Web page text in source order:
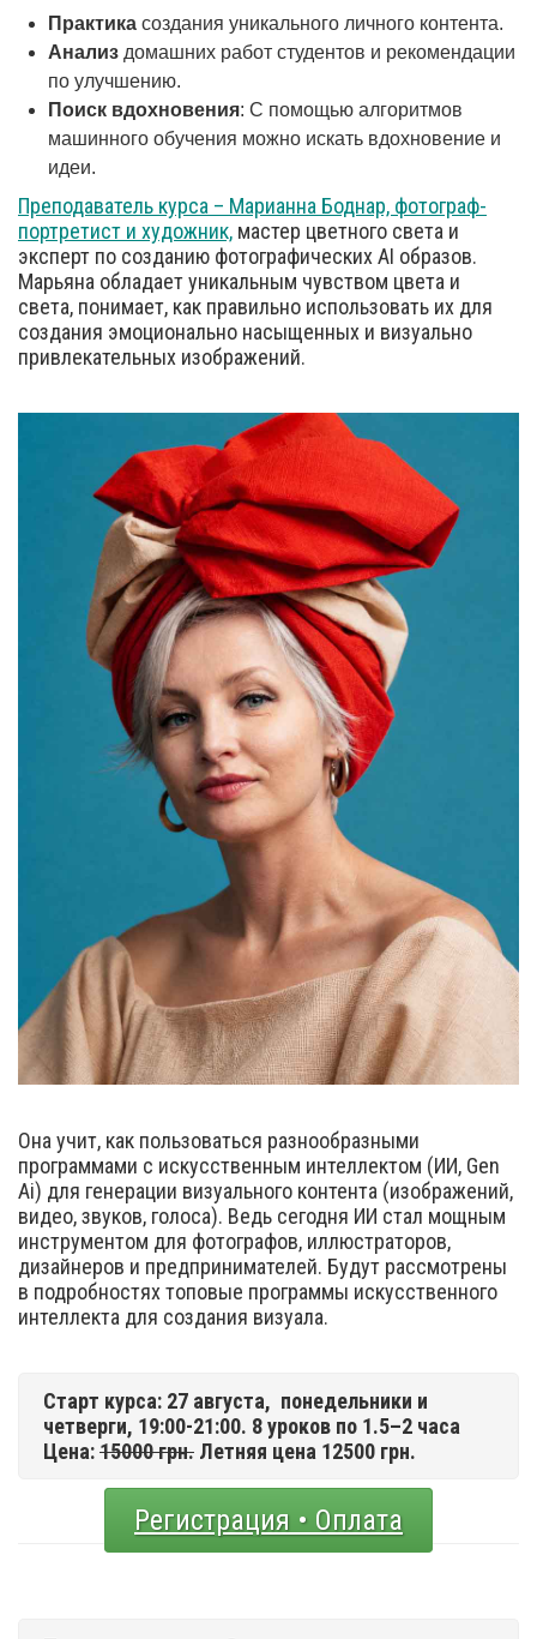
Практика создания уникального личного контента.
Анализ домашних работ студентов и рекомендации
по улучшению.
Поиск вдохновения: С помощью алгоритмов
машинного обучения можно искать вдохновение и
идеи.
Преподаватель курса – Марианна Боднар, фотограф-
портретист и художник, мастер цветного света и
эксперт по созданию фотографических AI образов.
Марьяна обладает уникальным чувством цвета и
света, понимает, как правильно использовать их для
создания эмоционально насыщенных и визуально
привлекательных изображений.
Она учит, как пользоваться разнообразными
программами с искусственным интеллектом (ИИ, Gen
Ai) для генерации визуального контента (изображений,
видео, звуков, голоса). Ведь сегодня ИИ стал мощным
инструментом для фотографов, иллюстраторов,
дизайнеров и предпринимателей. Будут рассмотрены
в подробностях топовые программы искусственного
интеллекта для создания визуала.
Старт курса: 27 августа, понедельники и
четверги, 19:00-21:00. 8 уроков по 1.5–2 часа
Цена:15000 грн. Летняя цена 12500 грн.
Регистрация • Оплата